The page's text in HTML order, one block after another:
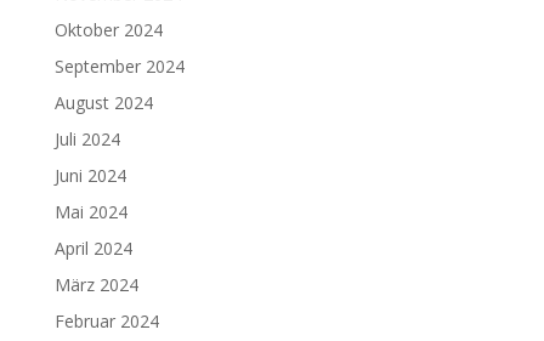
Oktober 2024
September 2024
August 2024
Juli 2024
Juni 2024
Mai 2024
April 2024
März 2024
Februar 2024